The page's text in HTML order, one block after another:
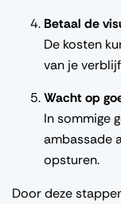
Betaal de
De kosten
van je
Wacht op
In sommige
ambassade
opsturen.
Door deze